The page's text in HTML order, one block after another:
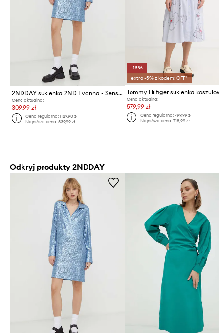
2NDDAY sukienka 2ND Evanna - Sensual Glam
Cena aktualna:
309,99 zł
Cena regularna:1129,90 zł
Najniższa cena:339,99 zł
-19%
extra -5% z kodem: OFF*
Cena aktualna:
579,99 zł
Cena regularna: 799,99 zł
Najniższa cena: 718,99 zł
Odkryj produkty 2NDDAY